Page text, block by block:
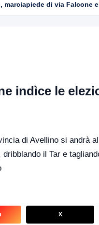
marciapiede di via Falcone
indìce le
di Avellino si andrà
il Tar e
X